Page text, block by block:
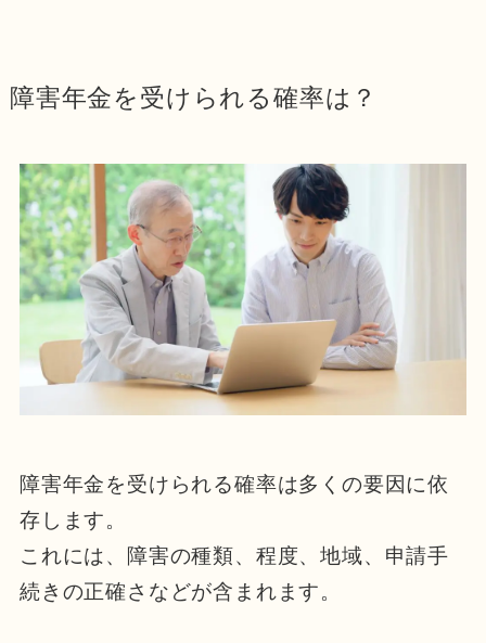
障害年金を受けられる確率は？
障害年金を受けられる確率は多くの要因に依
存します。
これには、障害の種類、程度、地域、申請手
続きの正確さなどが含まれます。